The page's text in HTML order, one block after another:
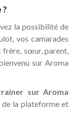
la possibilité de
vos camarades
frère, sœur, parent,
sur Aroma
sur Aroma
la plateforme et